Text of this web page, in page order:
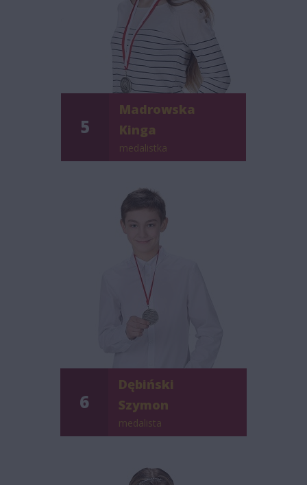
5
Madrowska
Kinga
medalistka
6
Dębiński
Szymon
medalista